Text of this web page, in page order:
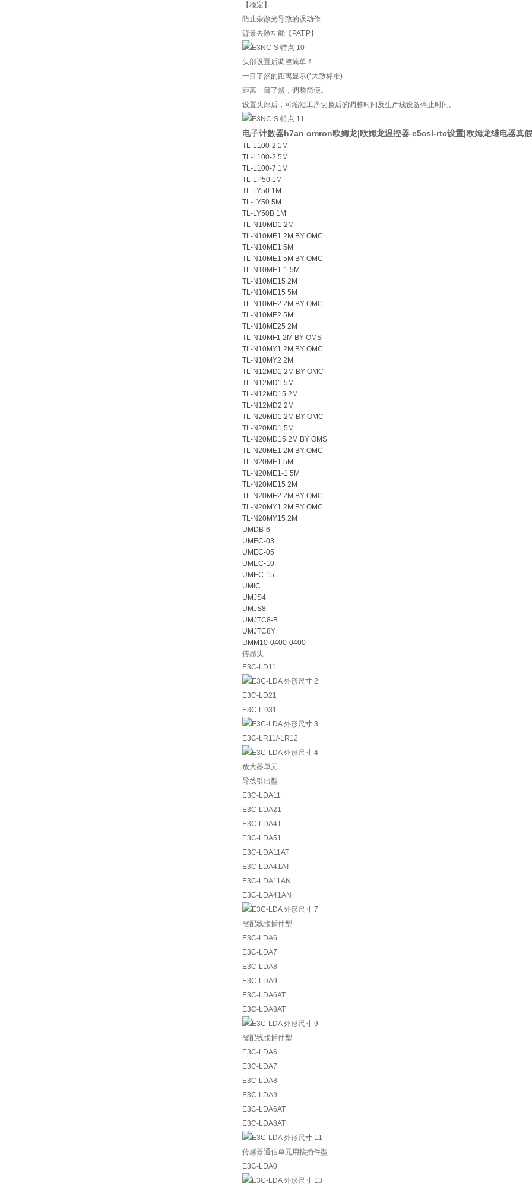
【稳定】
防止杂散光导致的误动作
背景去除功能【PAT.P】
头部设置后调整简单！
一目了然的距离显示(*大致标准)
距离一目了然，调整简便。
设置头部后，可缩短工序切换后的调整时间及生产线设备停止时间。
电子计数器h7an omron欧姆龙|欧姆龙温控器 e5csl-rtc设置|欧姆龙继电器真假
TL-L100-2 1M
TL-L100-2 5M
TL-L100-7 1M
TL-LP50 1M
TL-LY50 1M
TL-LY50 5M
TL-LY50B 1M
TL-N10MD1 2M
TL-N10ME1 2M BY OMC
TL-N10ME1 5M
TL-N10ME1 5M BY OMC
TL-N10ME1-1 5M
TL-N10ME15 2M
TL-N10ME15 5M
TL-N10ME2 2M BY OMC
TL-N10ME2 5M
TL-N10ME25 2M
TL-N10MF1 2M BY OMS
TL-N10MY1 2M BY OMC
TL-N10MY2 2M
TL-N12MD1 2M BY OMC
TL-N12MD1 5M
TL-N12MD15 2M
TL-N12MD2 2M
TL-N20MD1 2M BY OMC
TL-N20MD1 5M
TL-N20MD15 2M BY OMS
TL-N20ME1 2M BY OMC
TL-N20ME1 5M
TL-N20ME1-1 5M
TL-N20ME15 2M
TL-N20ME2 2M BY OMC
TL-N20MY1 2M BY OMC
TL-N20MY15 2M
UMDB-6
UMEC-03
UMEC-05
UMEC-10
UMEC-15
UMIC
UMJS4
UMJS8
UMJTC8-B
UMJTC8Y
UMM10-0400-0400
传感头
E3C-LD11
E3C-LD21
E3C-LD31
E3C-LR11/-LR12
放大器单元
导线引出型
E3C-LDA11
E3C-LDA21
E3C-LDA41
E3C-LDA51
E3C-LDA11AT
E3C-LDA41AT
E3C-LDA11AN
E3C-LDA41AN
省配线接插件型
E3C-LDA6
E3C-LDA7
E3C-LDA8
E3C-LDA9
E3C-LDA6AT
E3C-LDA8AT
省配线接插件型
E3C-LDA6
E3C-LDA7
E3C-LDA8
E3C-LDA9
E3C-LDA6AT
E3C-LDA8AT
传感器通信单元用接插件型
E3C-LDA0